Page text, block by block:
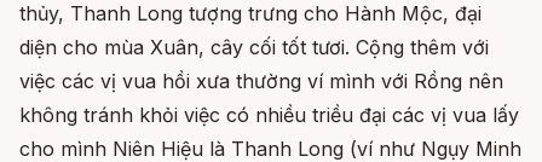
thủy, Thanh Long tượng trưng cho Hành Mộc, đại
diện cho mùa Xuân, cây cối tốt tươi. Cộng thêm với
việc các vị vua hồi xưa thường ví mình với Rồng nên
không tránh khỏi việc có nhiều triều đại các vị vua lấy
cho mình Niên Hiệu là Thanh Long (ví như Ngụy Minh